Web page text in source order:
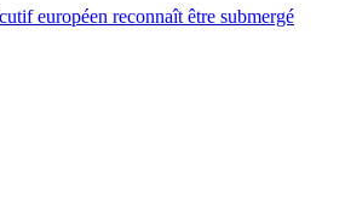
européen reconnaît être submergé